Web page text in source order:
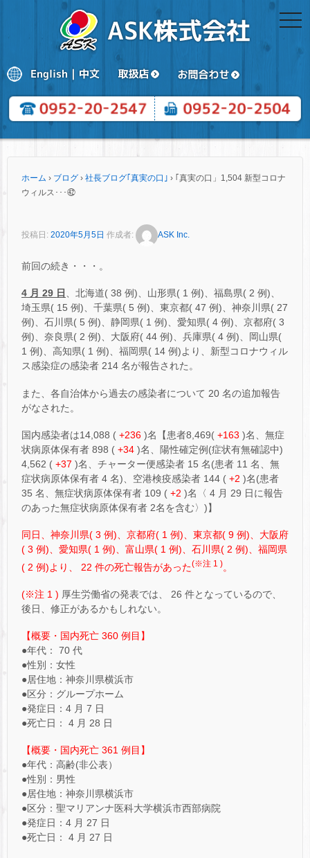
ホーム › ブログ › 社長ブログ｢真実の口｣ › ｢真実の口」1,504 新型コロナ
ウィルス･･･㊷
投稿日: 2020年5月5日 作成者: ASK Inc.
前回の続き・・・。
4 月 29 日 、北海道( 38 例)、山形県( 1 例)、福島県( 2 例)、
埼玉県( 15 例)、千葉県( 5 例)、東京都( 47 例)、神奈川県( 27
例)、石川県( 5 例)、静岡県( 1 例)、愛知県( 4 例)、京都府( 3
例)、奈良県( 2 例)、大阪府( 44 例)、兵庫県( 4 例)、岡山県(
1 例)、高知県( 1 例)、福岡県( 14 例)より、新型コロナウィル
ス感染症の感染者 214 名が報告された。
また、各自治体から過去の感染者について 20 名の追加報告
がなされた。
国内感染者は14,088 ( +236 )名【患者8,469( +163 )名、無症
状病原体保有者 898 ( +34 )名、陽性確定例(症状有無確認中)
4,562 ( +37 )名、チャーター便感染者 15 名(患者 11 名、無
症状病原体保有者 4 名)、空港検疫感染者 144 ( +2 )名(患者
35 名、無症状病原体保有者 109 ( +2 )名〈 4 月 29 日に報告
のあった無症状病原体保有者 2名を含む〉)】
同日、神奈川県( 3 例)、京都府( 1 例)、東京都( 9 例)、大阪府
( 3 例)、愛知県( 1 例)、富山県( 1 例)、石川県( 2 例)、福岡県
( 2 例)より、 22 件の死亡報告があった(※注 1 )。
(※注 1 ) 厚生労働省の発表では、 26 件となっているので、
後日、修正があるかもしれない。
【概要・国内死亡 360 例目】
●年代： 70 代
●性別：女性
●居住地：神奈川県横浜市
●区分：グループホーム
●発症日：4 月 7 日
●死亡日： 4 月 28 日
【概要・国内死亡 361 例目】
●年代：高齢(非公表）
●性別：男性
●居住地：神奈川県横浜市
●区分：聖マリアンナ医科大学横浜市西部病院
●発症日：4 月 27 日
●死亡日： 4 月 27 日